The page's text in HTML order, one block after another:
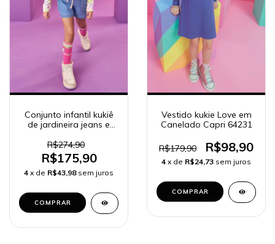
Conjunto infantil kukiê
de jardineira jeans e
R$274,90
R$175,90
4 x de R$43,98 sem juros
COMPRAR
Vestido kukie Love em
Canelado Capri 64231
R$179,90 R$98,90
4 x de R$24,73 sem juros
COMPRAR